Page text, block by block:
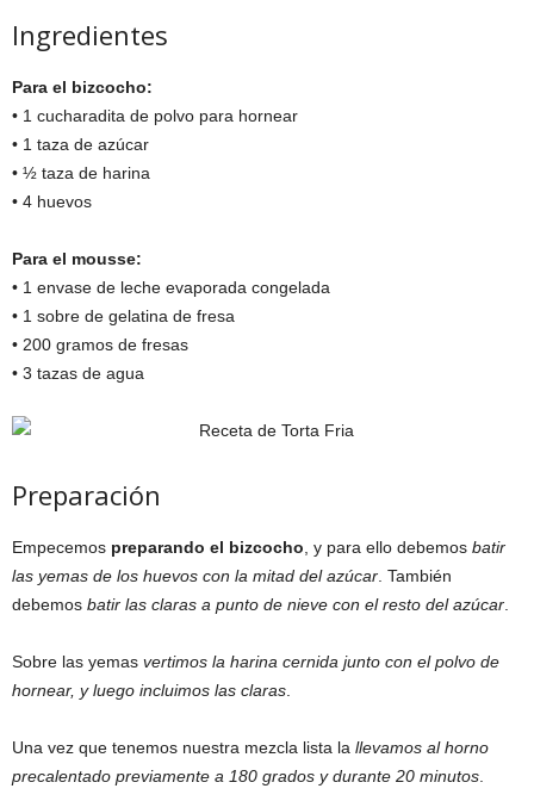
Ingredientes
Para el bizcocho:
• 1 cucharadita de polvo para hornear
• 1 taza de azúcar
• ½ taza de harina
• 4 huevos
Para el mousse:
• 1 envase de leche evaporada congelada
• 1 sobre de gelatina de fresa
• 200 gramos de fresas
• 3 tazas de agua
Preparación
Empecemos preparando el bizcocho , y para ello debemos batir
las yemas de los huevos con la mitad del azúcar . También
debemos batir las claras a punto de nieve con el resto del azúcar
Sobre las yemas vertimos la harina cernida junto con el polvo de
hornear, y luego incluimos las claras
Una vez que tenemos nuestra mezcla lista la llevamos al horno
precalentado previamente a 180 grados y durante 20 minutos